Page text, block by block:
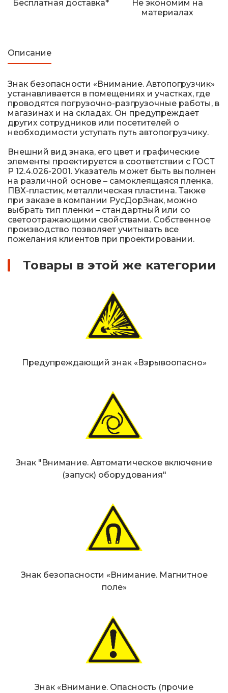
Железнодорожные путевые знаки
Бесплатная доставка*
Не экономим на
материалах
Описание
Знак безопасности «Внимание. Автопогрузчик»
устанавливается в помещениях и участках, где
проводятся погрузочно-разгрузочные работы, в
магазинах и на складах. Он предупреждает
других сотрудников или посетителей о
необходимости уступать путь автопогрузчику.
Внешний вид знака, его цвет и графические
элементы проектируется в соответствии с ГОСТ
Р 12.4.026-2001. Указатель может быть выполнен
на различной основе – самоклеящаяся пленка,
ПВХ-пластик, металлическая пластина. Также
при заказе в компании РусДорЗнак, можно
выбрать тип пленки – стандартный или со
светоотражающими свойствами. Собственное
производство позволяет учитывать все
пожелания клиентов при проектировании.
Товары в этой же категории
Предупреждающий знак «Взрывоопасно»
Знак "Bнимaниe. Aвтoмaтичecкoe включeниe
(зaпуcк) oбopудoвaния"
Знак безопасности «Внимание. Магнитное
поле»
Знак «Внимание. Опасность (прочие